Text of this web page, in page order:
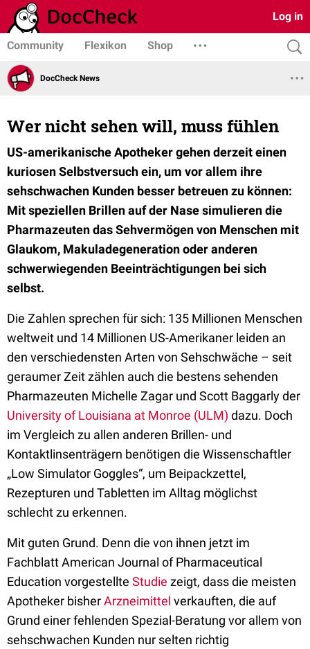
Log in
Community Flexikon Shop
DocCheck News
Wer nicht sehen will, muss fühlen
US-amerikanische Apotheker gehen derzeit einen
kuriosen Selbstversuch ein, um vor allem ihre
sehschwachen Kunden besser betreuen zu können:
Mit speziellen Brillen auf der Nase simulieren die
Pharmazeuten das Sehvermögen von Menschen mit
Glaukom, Makuladegeneration oder anderen
schwerwiegenden Beeinträchtigungen bei sich
selbst.
Die Zahlen sprechen für sich: 135 Millionen Menschen
weltweit und 14 Millionen US-Amerikaner leiden an
den verschiedensten Arten von Sehschwäche – seit
geraumer Zeit zählen auch die bestens sehenden
Pharmazeuten Michelle Zagar und Scott Baggarly der
University of Louisiana at Monroe (ULM) dazu. Doch
im Vergleich zu allen anderen Brillen- und
Kontaktlinsenträgern benötigen die Wissenschaftler
„Low Simulator Goggles“, um Beipackzettel,
Rezepturen und Tabletten im Alltag möglichst
schlecht zu erkennen.
Mit guten Grund. Denn die von ihnen jetzt im
Fachblatt American Journal of Pharmaceutical
Education vorgestellte Studie zeigt, dass die meisten
Apotheker bisherArzneimittel verkauften, die auf
Grund einer fehlenden Spezial-Beratung vor allem von
sehschwachen Kunden nur selten richtig